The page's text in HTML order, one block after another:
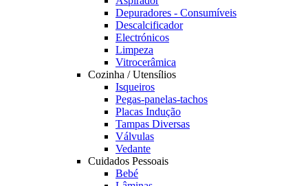
Depuradores - Consumíveis
Descalcificador
Electrónicos
Limpeza
Vitrocerâmica
Cozinha / Utensílios
Isqueiros
Pegas-panelas-tachos
Placas Indução
Tampas Diversas
Válvulas
Vedante
Cuidados Pessoais
Bebé